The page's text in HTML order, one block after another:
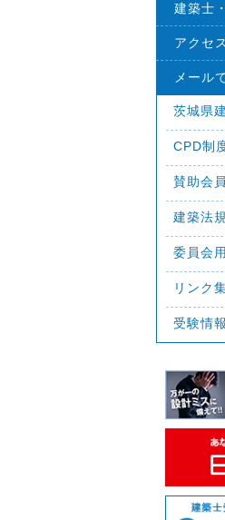
建築士
アクセス
メール
茨城県
CPD制
賛助会
建築法
委員会
リンク
受験情報